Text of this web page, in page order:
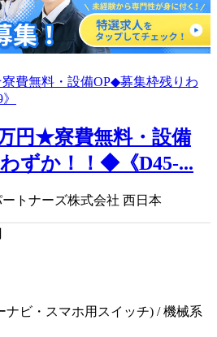
円★寮費無料・設備
ずか！！◆《D45-...
トナーズ株式会社 西日本
ナビ・スマホ用スイッチ) / 機械系